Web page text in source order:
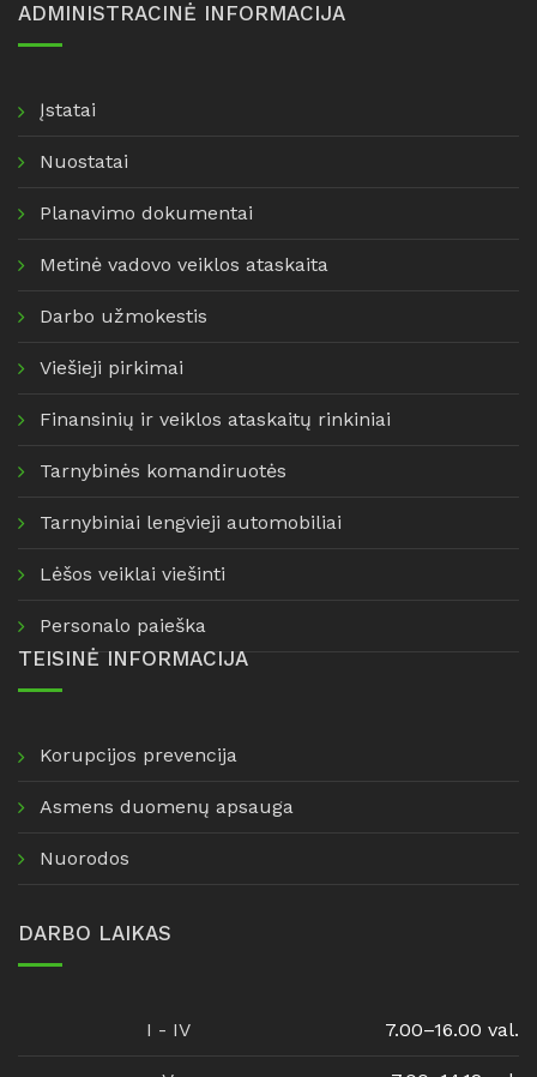
ADMINISTRACINĖ INFORMACIJA
Įstatai
Nuostatai
Planavimo dokumentai
Metinė vadovo veiklos ataskaita
Darbo užmokestis
Viešieji pirkimai
Finansinių ir veiklos ataskaitų rinkiniai
Tarnybinės komandiruotės
Tarnybiniai lengvieji automobiliai
Lėšos veiklai viešinti
Personalo paieška
TEISINĖ INFORMACIJA
Korupcijos prevencija
Asmens duomenų apsauga
Nuorodos
DARBO LAIKAS
I - IV 7.00–16.00 val.